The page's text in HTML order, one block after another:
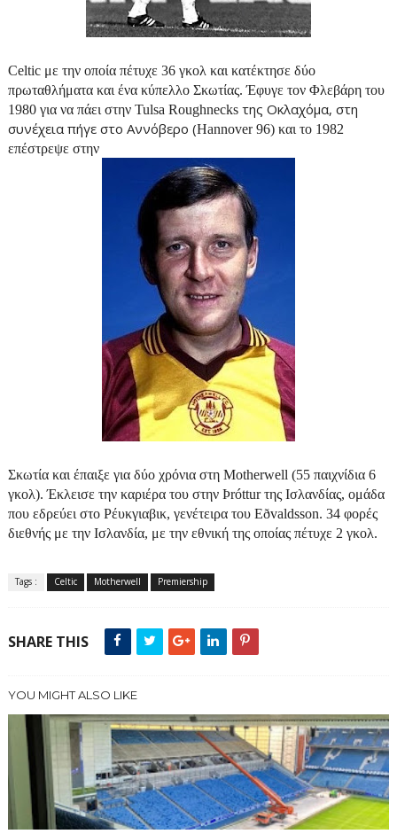
Celticμε την οποία πέτυχε 36 γκολ και κατέκτησε δύο
πρωταθλήματα και ένα κύπελλο Σκωτίας. Έφυγε τον Φλεβάρη του
1980 για να πάει στην Tulsa Roughnecksτης Οκλαχόμα, στη
συνέχεια πήγε στο Αννόβερο (Hannover96) και το 1982
επέστρεψε στην
Σκωτία και έπαιξε για δύο χρόνια στη Motherwell (55 παιχνίδια 6
γκολ). Έκλεισε την καριέρα του στην Þróttur της Ισλανδίας, ομάδα
που εδρεύει στο Ρέυκγιαβικ, γενέτειρα του Eðvaldsson. 34 φορές
διεθνής με την Ισλανδία, με την εθνική της οποίας πέτυχε 2 γκολ.
Tags : Celtic Motherwell Premiership
SHARE THIS
YOU MIGHT ALSO LIKE